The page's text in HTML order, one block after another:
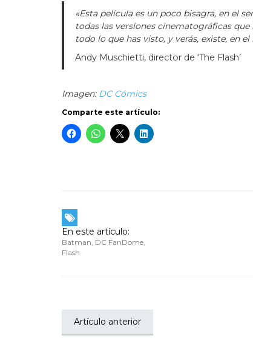
«Esta película es un poco bisagra, en el
todas las versiones cinematográficas
todo lo que has visto, y verás, existe, en
Andy Muschietti, director de ‘The Flash’
Imagen: DC Cómics
Comparte este artículo:
En este artículo:
Batman, DC FanDome,
Flash
Artículo anterior